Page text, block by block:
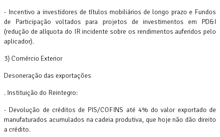
- Incentivo a investidores de títulos mobiliários de longo prazo e Fundos
de Participação voltados para projetos de investimentos em PD&I
(redução de alíquota do IR incidente sobre os rendimentos auferidos pelo
aplicador).
3) Comércio Exterior
Desoneração das exportações
. Instituição do Reintegro:
- Devolução de créditos de PIS/COFINS até 4% do valor exportado de
manufaturados acumulados na cadeia produtiva, que hoje não dão direito
a crédito.